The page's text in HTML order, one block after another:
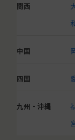
関西
中国
四国
九州・沖縄